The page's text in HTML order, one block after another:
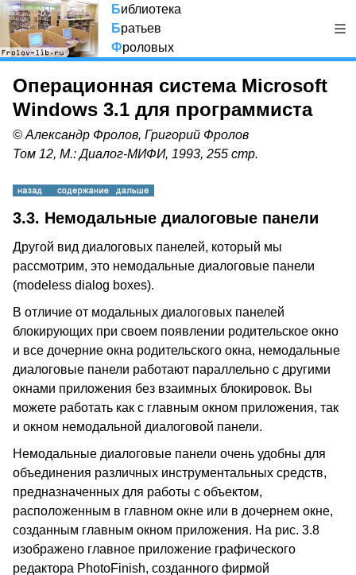
Библиотека
Братьев
Фроловых
Операционная система Microsoft
Windows 3.1 для программиста
© Александр Фролов, Григорий Фролов
Том 12, М.: Диалог-МИФИ, 1993, 255 стр.
3.3. Немодальные диалоговые панели
Другой вид диалоговых панелей, который мы
рассмотрим, это немодальные диалоговые панели
(modeless dialog boxes).
В отличие от модальных диалоговых панелей
блокирующих при своем появлении родительское окно
и все дочерние окна родительского окна, немодальные
диалоговые панели работают параллельно с другими
окнами приложения без взаимных блокировок. Вы
можете работать как с главным окном приложения, так
и окном немодальной диалоговой панели.
Немодальные диалоговые панели очень удобны для
объединения различных инструментальных средств,
предназначенных для работы с объектом,
расположенным в главном окне или в дочернем окне,
созданным главным окном приложения. На рис. 3.8
изображено главное приложение графического
редактора PhotoFinish, созданного фирмой